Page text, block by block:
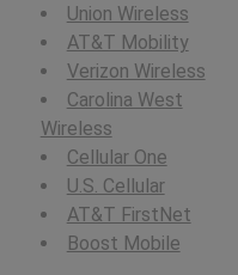
Union Wireless
AT&T Mobility
Verizon Wireless
Carolina West
Wireless
Cellular One
U.S. Cellular
AT&T FirstNet
Boost Mobile